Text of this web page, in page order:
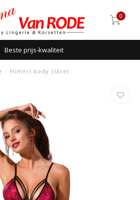
0
Beste prijs-kwaliteit
/ Himeri body claret